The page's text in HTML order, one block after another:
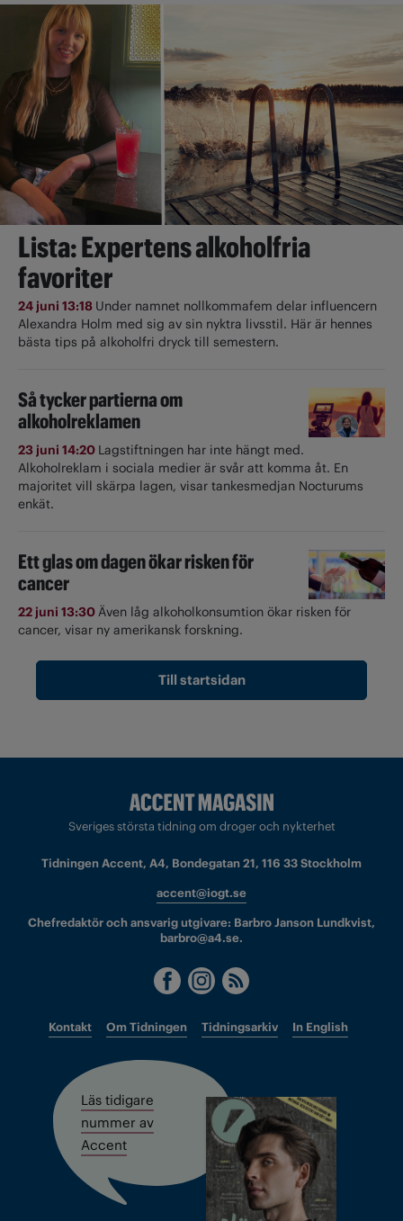
Lista: Expertens alkoholfria
favoriter
24 juni 13:18 Under namnet nollkommafem delar influencern
Alexandra Holm med sig av sin nyktra livsstil. Här är hennes
bästa tips på alkoholfri dryck till semestern.
Så tycker partierna om
alkoholreklamen
23 juni 14:20 Lagstiftningen har inte hängt med.
Alkoholreklam i sociala medier är svår att komma åt. En
majoritet vill skärpa lagen, visar tankesmedjan Nocturums
enkät.
Ett glas om dagen ökar risken för
cancer
22 juni 13:30Även låg alkoholkonsumtion ökar risken för
cancer, visar ny amerikansk forskning.
Till startsidan
Sveriges största tidning om droger och nykterhet
Tidningen Accent, A4, Bondegatan 21, 116 33 Stockholm
accent@iogt.se
Chefredaktör och ansvarig utgivare: Barbro Janson Lundkvist,
barbro@a4.se.
Kontakt Om Tidningen Tidningsarkiv In English
Läs tidigare
nummer av
Accent